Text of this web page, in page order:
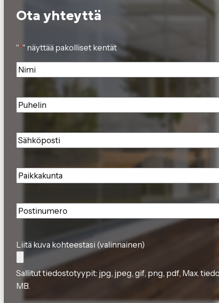
Ota yhteyttä
"*" näyttää pakolliset kentät
Nimi*
Puhelin*
Sähköposti*
Paikkakunta*
Postinumero*
Liitä kuva kohteestasi (valinnainen)
Sallitut tiedostotyypit: jpg, jpeg, gif, png, pdf, Max.
MB.